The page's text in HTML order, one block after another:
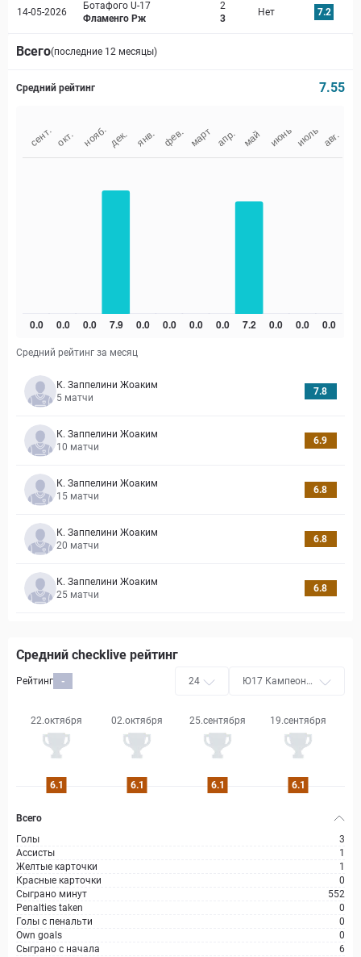
14-05-2026
Ботафого U-17
Фламенго Рж
2
3
Нет 7.2
Всего(последние 12 месяцы)
Средний рейтинг 7.55
Средний рейтинг за месяц
К. Заппелини Жоаким
5 матчи
7.8
К. Заппелини Жоаким
10 матчи
6.9
К. Заппелини Жоаким
15 матчи
6.8
К. Заппелини Жоаким
20 матчи
6.8
К. Заппелини Жоаким
25 матчи
6.8
Средний checklive рейтинг
Рейтинг - 24
Ю17 Кампеона
22.октября 02.октября 25.сентября 19.сентября
6.1 6.1 6.1 6.1
Всего
Голы
3
Ассисты
1
Желтые карточки
1
Красные карточки
0
Сыграно минут
552
Penalties taken
0
Голы с пенальти
0
Own goals
0
Сыграно с начала
6